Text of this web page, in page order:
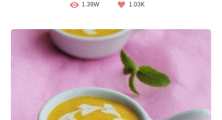
1.39W 1.03K